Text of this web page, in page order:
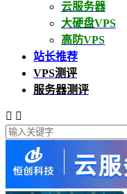
云服务器
大硬盘VPS
高防VPS
站长推荐
VPS测评
服务器测评
 